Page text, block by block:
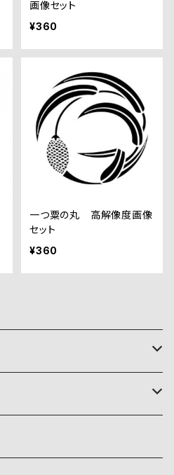
画像セット
¥360
一つ粟の丸 高解像度画像
セット
¥360